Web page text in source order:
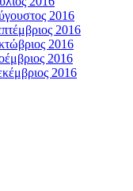
2016
2016
2016
2016
2016